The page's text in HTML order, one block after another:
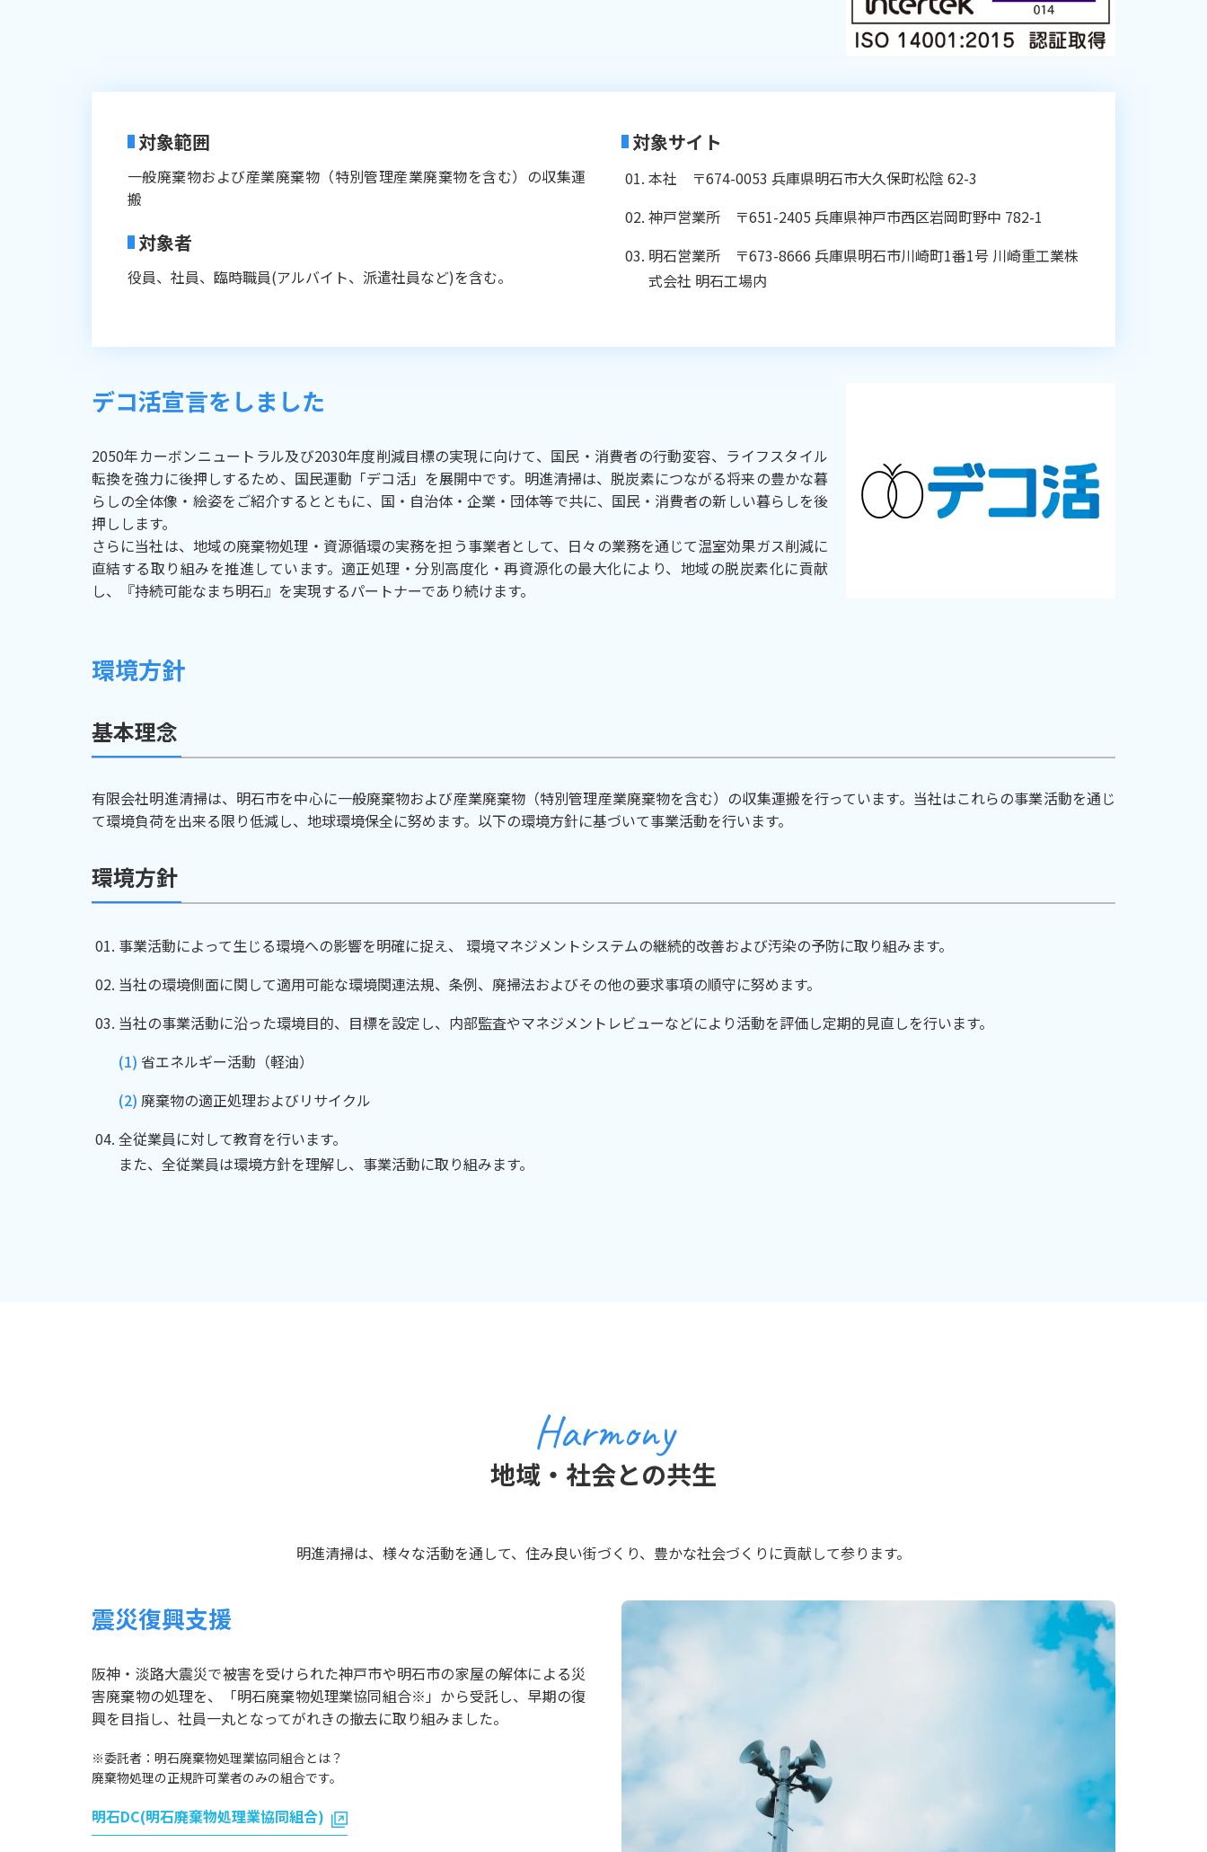
対象範囲
一般廃棄物および産業廃棄物（特別管理産業廃棄物を含む）の収集運
搬
対象者
役員、社員、臨時職員(アルバイト、派遣社員など)を含む。
対象サイト
本社 〒674-0053 兵庫県明石市大久保町松陰 62-3
神戸営業所 〒651-2405 兵庫県神戸市西区岩岡町野中 782-1
明石営業所 〒673-8666 兵庫県明石市川崎町1番1号 川崎重工業株
式会社 明石工場内
デコ活宣言をしました
2050年カーボンニュートラル及び2030年度削減目標の実現に向けて、国民・消費者の行動変容、ライフスタイル
転換を強力に後押しするため、国民運動「デコ活」を展開中です。明進清掃は、脱炭素につながる将来の豊かな暮
らしの全体像・絵姿をご紹介するとともに、国・自治体・企業・団体等で共に、国民・消費者の新しい暮らしを後
押しします。
さらに当社は、地域の廃棄物処理・資源循環の実務を担う事業者として、日々の業務を通じて温室効果ガス削減に
直結する取り組みを推進しています。適正処理・分別高度化・再資源化の最大化により、地域の脱炭素化に貢献
し、『持続可能なまち明石』を実現するパートナーであり続けます。
環境方針
基本理念
有限会社明進清掃は、明石市を中心に一般廃棄物および産業廃棄物（特別管理産業廃棄物を含む）の収集運搬を行っています。当社はこれらの事業活動を通じ
て環境負荷を出来る限り低減し、地球環境保全に努めます。以下の環境方針に基づいて事業活動を行います。
環境方針
事業活動によって生じる環境への影響を明確に捉え、 環境マネジメントシステムの継続的改善および汚染の予防に取り組みます。
当社の環境側面に関して適用可能な環境関連法規、条例、廃掃法およびその他の要求事項の順守に努めます。
当社の事業活動に沿った環境目的、目標を設定し、内部監査やマネジメントレビューなどにより活動を評価し定期的見直しを行います。
(1) 省エネルギー活動（軽油）
(2) 廃棄物の適正処理およびリサイクル
全従業員に対して教育を行います。
また、全従業員は環境方針を理解し、事業活動に取り組みます。
Harmony
地域・社会との共生
明進清掃は、様々な活動を通して、住み良い街づくり、豊かな社会づくりに貢献して参ります。
震災復興支援
阪神・淡路大震災で被害を受けられた神戸市や明石市の家屋の解体による災
害廃棄物の処理を、「明石廃棄物処理業協同組合※」から受託し、早期の復
興を目指し、社員一丸となってがれきの撤去に取り組みました。
※委託者：明石廃棄物処理業協同組合とは？
廃棄物処理の正規許可業者のみの組合です。
明石DC(明石廃棄物処理業協同組合)